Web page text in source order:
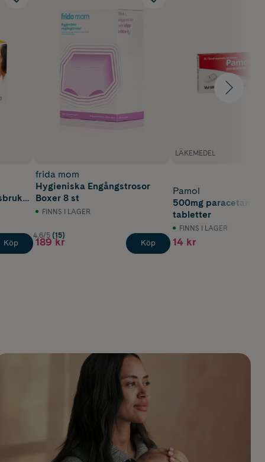
Köp
frida mom
Hygieniska Engångstrosor
Boxer 8 st
FINNS I LAGER
4.6/5 (15)
189 kr Köp
LÄKEMEDEL
Pamol
500mg paracetamol
tabletter
FINNS I LAGER
14 kr